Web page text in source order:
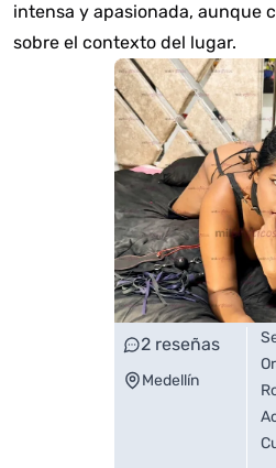
intensa y apasionada, aunque
sobre el contexto del lugar.
2 reseñas
Medellín